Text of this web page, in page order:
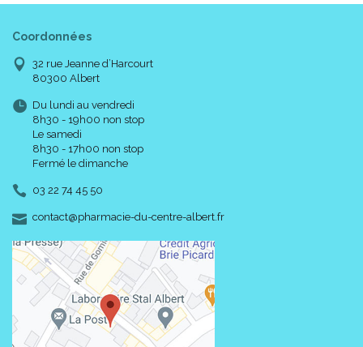
Coordonnées
32 rue Jeanne d’Harcourt
80300 Albert
Du lundi au vendredi
8h30 - 19h00 non stop
Le samedi
8h30 - 17h00 non stop
Fermé le dimanche
03 22 74 45 50
contact-
@-
pharmacie-du-centre-albert.fr